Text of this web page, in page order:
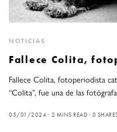
NOTICIAS
Fallece Colita,
Fallece Colita, fotoperiodista
“Colita”, fue una de las
05/01/2024 2 MINS READ 0